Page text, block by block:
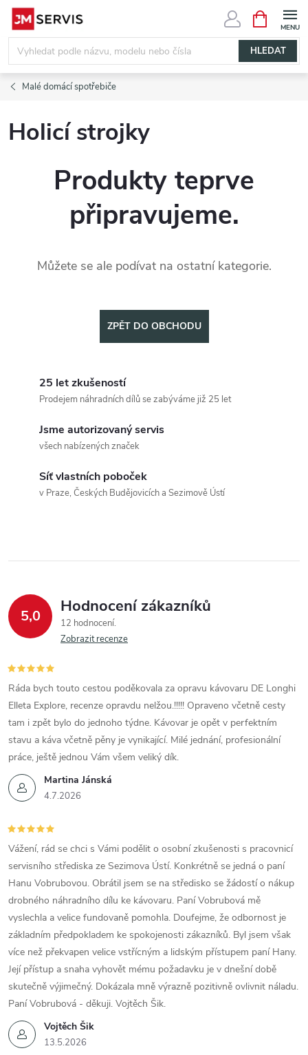
Přejít
obsah
HLEDAT
NÁKUPNÍ
KOŠÍK
Malé domácí spotřebiče
Holicí strojky
Produkty teprve
připravujeme.
Můžete se ale podívat na ostatní kategorie.
ZPĚT DO OBCHODU
25 let zkušeností
Prodejem náhradních dílů se zabýváme již 25 let
Jsme autorizovaný servis
všech nabízených značek
Síť vlastních poboček
v Praze, Českých Budějovicích a Sezimově Ústí
5,0 Hodnocení zákazníků
12 hodnocení
Zobrazit recenze
Martina Jánská
4.7.2026
Ráda bych touto cestou poděkovala za opravu kávovaru DE Longhi
Elleta Explore, recenze opravdu nelžou.!!!!! Opraveno včetně cesty
tam i zpět bylo do jednoho týdne. Kávovar je opět v perfektním
stavu a káva včetně pěny je vynikající. Milé jednání, profesionální
práce, ještě jednou Vám všem veliký dík.
Vojtěch Šik
13.5.2026
Vážení, rád se chci s Vámi podělit o osobní zkušenosti s pracovnicí
servisního střediska ze Sezimova Ústí. Konkrétně se jedná o paní
Hanu Vobrubovou. Obrátil jsem se na středisko se žádostí o nákup
drobného náhradního dílu ke kávovaru. Paní Vobrubová mě
vyslechla a velice fundovaně pomohla. Doufejme, že odbornost je
základním předpokladem ke spokojenosti zákazníků. Byl jsem však
více než překvapen velice vstřícným a lidským přístupem paní Hany.
Její přístup a snaha vyhovět mému požadavku je v dnešní době
skutečně výjimečný. Dokázala mně výrazně pozitivně ovlivnit náladu.
Paní Vobrubová - děkuji. Vojtěch Šik.